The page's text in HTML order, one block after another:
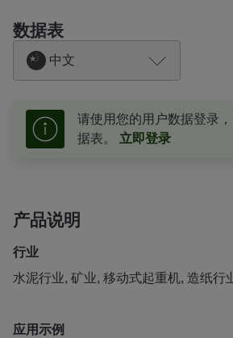
数据表
中文
请使用您的用户数据登录
据表。 立即登录
产品说明
行业
水泥行业, 矿业, 移动式起重机, 造纸行
应用示例